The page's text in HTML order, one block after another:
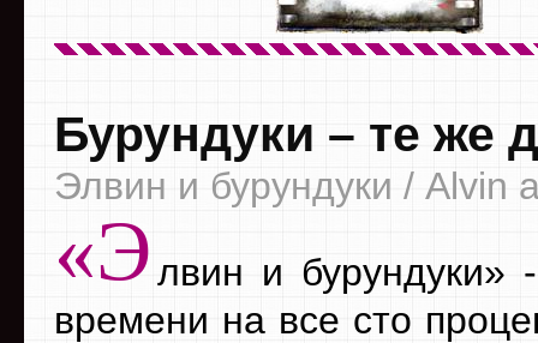
Бурундуки – те же
Элвин и бурундуки / Alvin
«Элвин и
времени на все сто